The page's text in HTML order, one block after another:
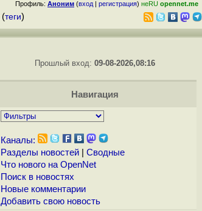
Профиль: Аноним (вход | регистрация) неRU opennet.me
(теги)
Прошлый вход:09-08-2026,08:16
Навигация
Каналы:
Разделы новостей| Сводные
Что нового на OpenNet
Поиск в новостях
Новые комментарии
Добавить свою новость